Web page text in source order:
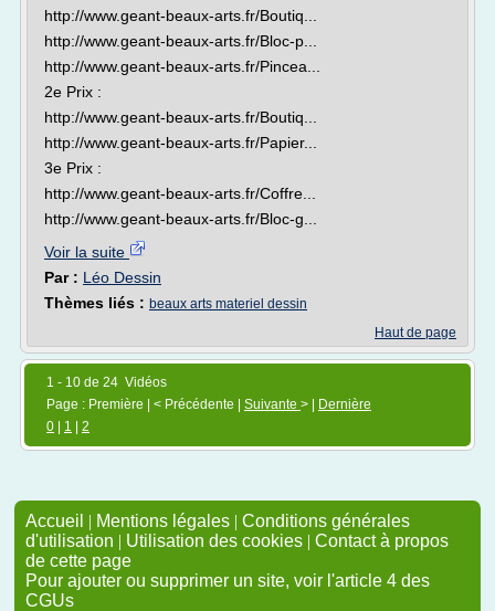
http://www.geant-beaux-arts.fr/Boutiq...
http://www.geant-beaux-arts.fr/Bloc-p...
http://www.geant-beaux-arts.fr/Pincea...
2e Prix :
http://www.geant-beaux-arts.fr/Boutiq...
http://www.geant-beaux-arts.fr/Papier...
3e Prix :
http://www.geant-beaux-arts.fr/Coffre...
http://www.geant-beaux-arts.fr/Bloc-g...
Voir la suite
Par : Léo Dessin
Thèmes liés : beaux arts materiel dessin
Haut de page
1 - 10 de 24 Vidéos
Page : Première | < Précédente | Suivante > |
Dernière
0
1 2
Accueil | Mentions légales | Conditions générales
d'utilisation | Utilisation des cookies | Contact à propos
de cette page
Pour ajouter ou supprimer un site, voir l'article 4 des
CGUs